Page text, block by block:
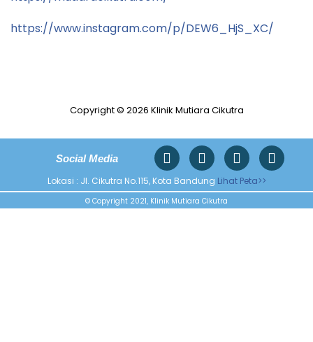
https://www.instagram.com/p/DEW6_HjS_XC/
Copyright © 2026 Klinik Mutiara Cikutra
Social Media
Lokasi : Jl. Cikutra No.115, Kota Bandung Lihat Peta>>
© Copyright 2021, Klinik Mutiara Cikutra